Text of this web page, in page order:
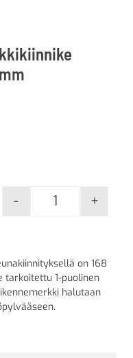
Teräksinen
- +
on 168
tarkoitettu 1-puolinen
halutaan